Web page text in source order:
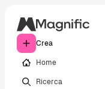
Crea
Home
Ricerca